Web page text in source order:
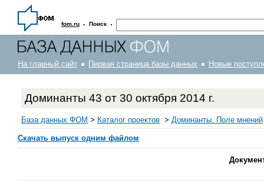
fom.ru · Поиск ·
На главный сайт Первая страница базы данных Новые
Доминанты 43 от 30 октября 2014 г.
База данных ФОМ > Каталог проектов > Доминанты. Поле мнений
Скачать выпуск одним файлом